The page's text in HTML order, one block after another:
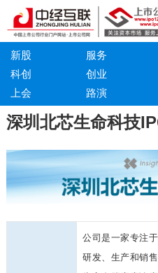
新股 服务
科创
创业
上会
路演
深圳北芯生命科技
公司是一家专注
研发、生产和销